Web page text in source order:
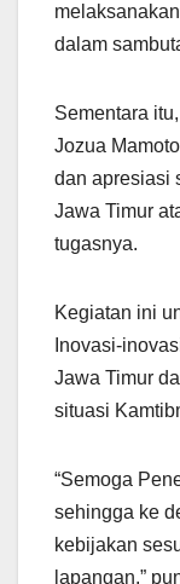
dalam
Sementara
Jozua
dan apresiasi
Jawa Timur
tugasnya.
Kegiatan ini
Inovasi-
Jawa Timur
situasi
“Semoga
sehingga ke
kebijakan
lapangan,”